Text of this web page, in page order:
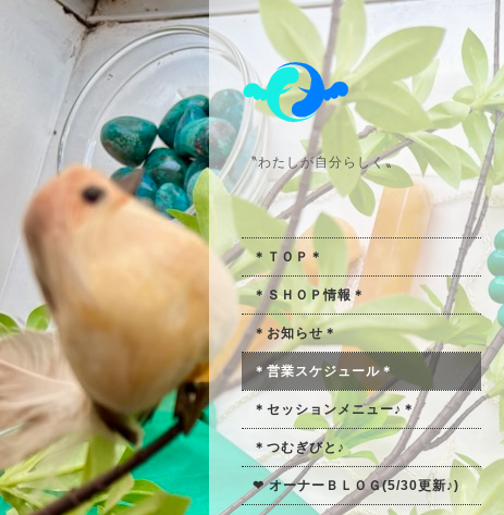
〝わたしが自分らしく〟
＊ＴＯＰ＊
＊ＳＨＯＰ情報＊
＊お知らせ＊
＊営業スケジュール＊
＊セッションメニュー♪＊
＊つむぎびと♪
❤ オーナーＢＬＯＧ(5/30更新♪)